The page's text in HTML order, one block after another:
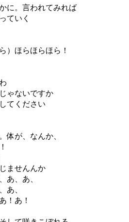
に。言われてみれば
ていく
ほらほらほら！
ゃないですか
てください
が、なんか、
ませんんか
、あ、
あ、
！あ！